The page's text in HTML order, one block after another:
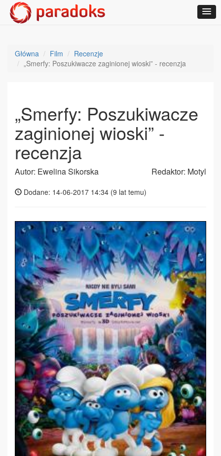
Główna Film
Recenzje
„Smerfy: Poszukiwacze zaginionej wioski” - recenzja
„Smerfy: Poszukiwacze
zaginionej wioski” -
recenzja
Autor: Ewelina Sikorska Redaktor: Motyl
Dodane: 14-06-2017 14:34 (9 lat temu)